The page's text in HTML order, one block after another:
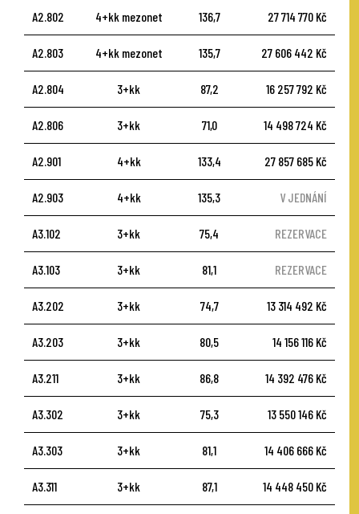
A2.802 4+kk mezonet 136,7 27 714 770 Kč
A2.803 4+kk mezonet 135,7 27 606 442 Kč
A2.804 3+kk 87,2 16 257 792 Kč
A2.806 3+kk 71,0 14 498 724 Kč
A2.901 4+kk 133,4 27 857 685 Kč
A2.903 4+kk 135,3 V JEDNÁNÍ
A3.102 3+kk 75,4 REZERVACE
A3.103 3+kk 81,1 REZERVACE
A3.202 3+kk 74,7 13 314 492 Kč
A3.203 3+kk 80,5 14 156 116 Kč
A3.211 3+kk 86,8 14 392 476 Kč
A3.302 3+kk 75,3 13 550 146 Kč
A3.303 3+kk 81,1 14 406 666 Kč
A3.311 3+kk 87,1 14 448 450 Kč